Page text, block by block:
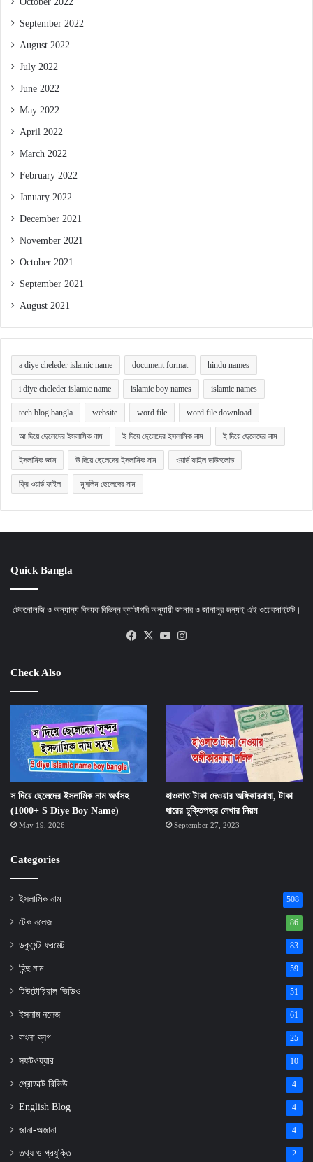
September 2022
August 2022
July 2022
June 2022
May 2022
April 2022
March 2022
February 2022
January 2022
December 2021
November 2021
October 2021
September 2021
August 2021
a diye cheleder islamic name document format hindu names
i diye cheleder islamic name islamic boy names islamic names
tech blog bangla website word file word file download
আ দিয়ে ছেলেদের ইসলামিক নাম ই দিয়ে ছেলেদের ইসলামিক নাম ই দিয়ে ছেলেদের নাম
ইসলামিক জ্ঞান উ দিয়ে ছেলেদের ইসলামিক নাম ওয়ার্ড ফাইল ডাউনলোড
ফ্রি ওয়ার্ড ফাইল মুসলিম ছেলেদের নাম
Quick Bangla
টেকনোলজি ও অন্যান্য বিষয়ক বিভিন্ন ক্যাটাগরি অনুযায়ী জানার ও জানানুর জন্যই এই ওয়েবসাইটটি।
Facebook
X YouTube
Check Also
স দিয়ে ছেলেদের ইসলামিক নাম অর্থসহ
(1000+ S Diye Boy Name)
May 19, 2026
হাওলাত টাকা দেওয়ার অঙ্গিকারনামা, টাকা
ধারের চুক্তিপত্র লেখার নিয়ম
September 27, 2023
Categories
ইসলামিক নাম 508
টেক নলেজ 86
ডকুমেন্ট ফরমেট 83
হিন্দু নাম 59
টিউটোরিয়াল ভিডিও 51
ইসলাম নলেজ 61
বাংলা ব্লগ 25
সফটওয়্যার 10
প্রোডাক্ট রিভিউ 4
English Blog 4
জানা-অজানা 4
তথ্য ও প্রযুক্তি 2